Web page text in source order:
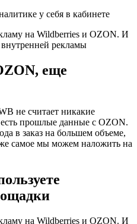
у себя в кабинете
еще
не считает никакие
прошлые данные с OZON.
в заказ на большем объеме,
самое мы можем наложить на